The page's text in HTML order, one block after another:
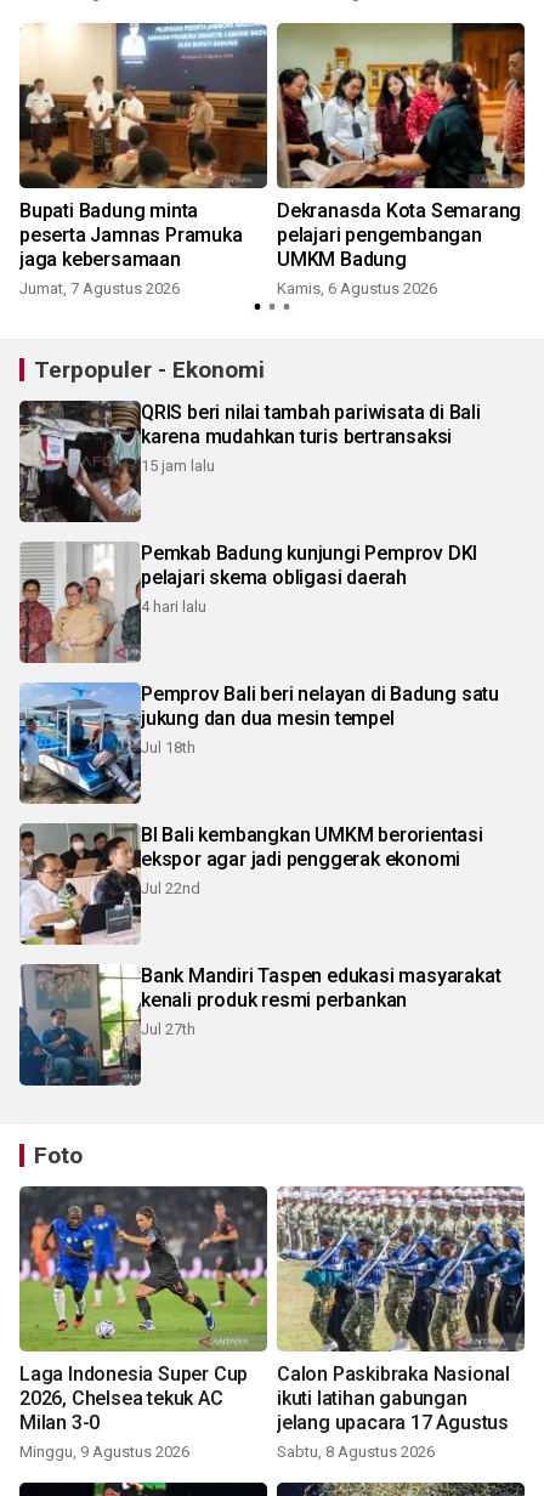
Bupati Badung minta
peserta Jamnas Pramuka
jaga kebersamaan
Jumat, 7 Agustus 2026
Dekranasda Kota Semarang
pelajari pengembangan
UMKM Badung
Kamis, 6 Agustus 2026
Terpopuler - Ekonomi
QRIS beri nilai tambah pariwisata di Bali
karena mudahkan turis bertransaksi
15 jam lalu
Pemkab Badung kunjungi Pemprov DKI
pelajari skema obligasi daerah
4 hari lalu
Pemprov Bali beri nelayan di Badung satu
jukung dan dua mesin tempel
Jul 18th
BI Bali kembangkan UMKM berorientasi
ekspor agar jadi penggerak ekonomi
Jul 22nd
Bank Mandiri Taspen edukasi masyarakat
kenali produk resmi perbankan
Jul 27th
Foto
Laga Indonesia Super Cup
2026, Chelsea tekuk AC
Milan 3-0
Minggu, 9 Agustus 2026
Calon Paskibraka Nasional
ikuti latihan gabungan
jelang upacara 17 Agustus
Sabtu, 8 Agustus 2026